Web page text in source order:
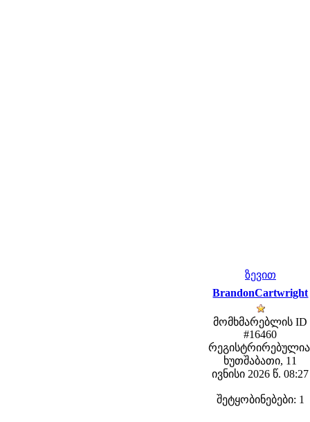
ზევით
BrandonCartwright
მომხმარებლის ID
#16460
ხუთშაბათი, 11
ივნისი 2026 წ. 08:27
შეტყობინებები: 1